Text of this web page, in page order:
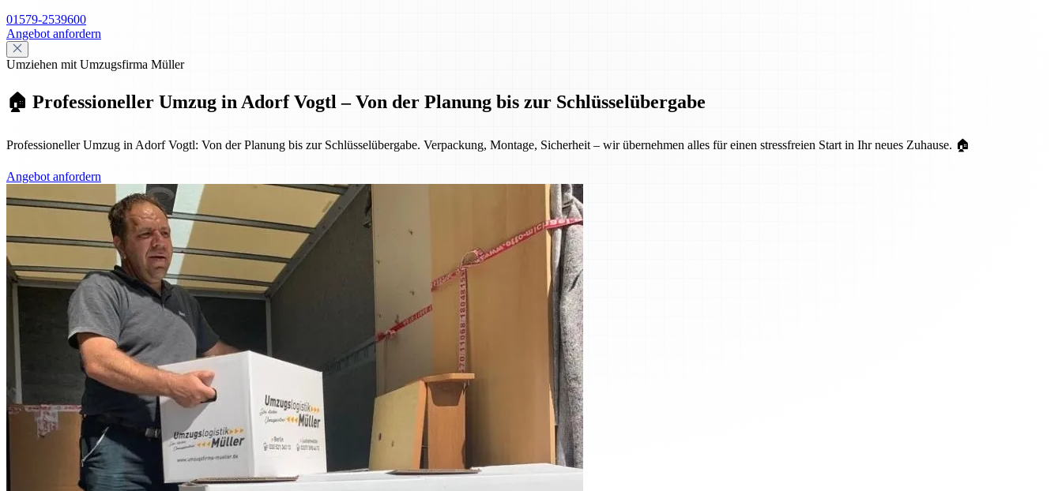
01579-2539600
Angebot anfordern
Umziehen mit Umzugsfirma Müller
🏠 Professioneller Umzug in Adorf Vogtl – Von der Planung bis zur Schlüsselübergabe
Professioneller Umzug in Adorf Vogtl: Von der Planung bis zur Schlüsselübergabe. Verpackung, Montage, Sicherheit – wir übernehmen alles für einen stressfreien Start in Ihr neues Zuhause. 🏠
Angebot anfordern